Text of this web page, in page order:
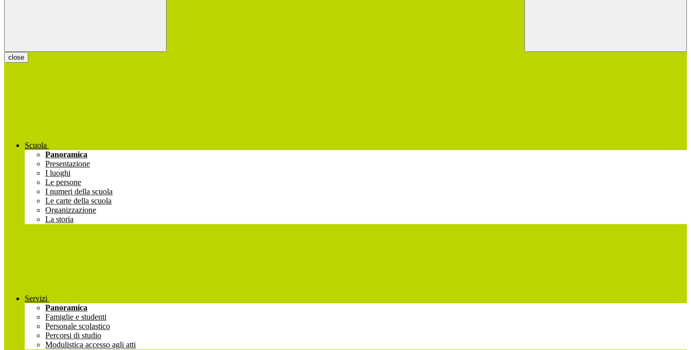
close
Scuola
Panoramica
Presentazione
I luoghi
Le persone
I numeri della scuola
Le carte della scuola
Organizzazione
La storia
Servizi
Panoramica
Famiglie e studenti
Personale scolastico
Percorsi di studio
Modulistica accesso agli atti